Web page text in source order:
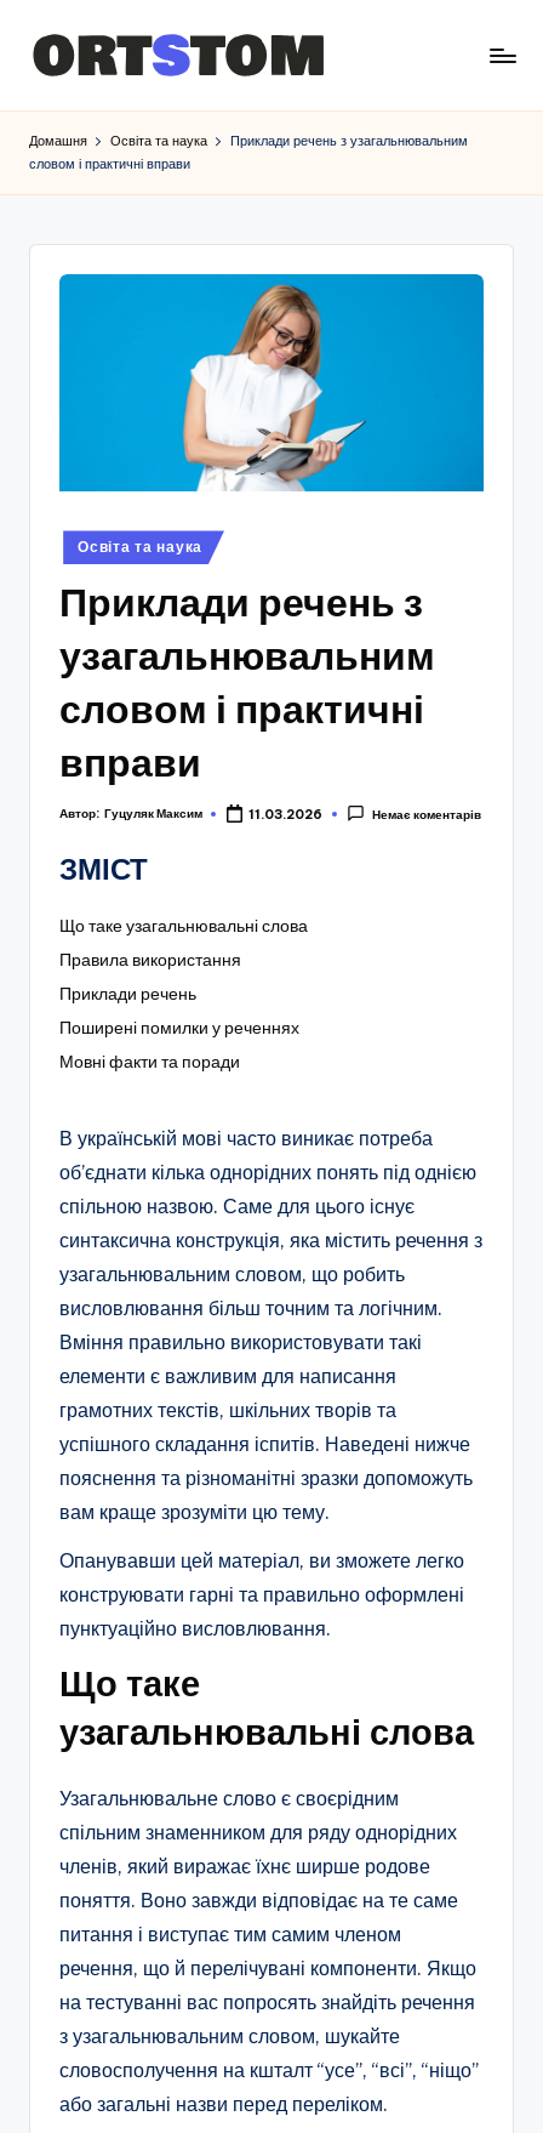
Домашня Освіта та наука
Приклади речень з узагальнювальним
словом і практичні вправи
Опубліковано
у
Освіта та наука
Приклади речень з
узагальнювальним
словом і практичні
вправи
Автор: Гуцуляк Максим 11.03.2026 Немає коментарів
ЗМІСТ
Що таке узагальнювальні слова
Правила використання
Приклади речень
Поширені помилки у реченнях
Мовні факти та поради
В українській мові часто виникає потреба
об’єднати кілька однорідних понять під однією
спільною назвою. Саме для цього існує
синтаксична конструкція, яка містить речення з
узагальнювальним словом, що робить
висловлювання більш точним та логічним.
Вміння правильно використовувати такі
елементи є важливим для написання
грамотних текстів, шкільних творів та
успішного складання іспитів. Наведені нижче
пояснення та різноманітні зразки допоможуть
вам краще зрозуміти цю тему.
Опанувавши цей матеріал, ви зможете легко
конструювати гарні та правильно оформлені
пунктуаційно висловлювання.
Що таке
узагальнювальні слова
Узагальнювальне слово є своєрідним
спільним знаменником для ряду однорідних
членів, який виражає їхнє ширше родове
поняття. Воно завжди відповідає на те саме
питання і виступає тим самим членом
речення, що й перелічувані компоненти. Якщо
на тестуванні вас попросять знайдіть речення
з узагальнювальним словом, шукайте
словосполучення на кшталт “усе”, “всі”, “ніщо”
або загальні назви перед переліком.